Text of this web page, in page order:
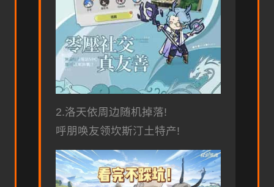
2.洛天依周边随机掉落!
呼朋唤友领坎斯汀土特产!